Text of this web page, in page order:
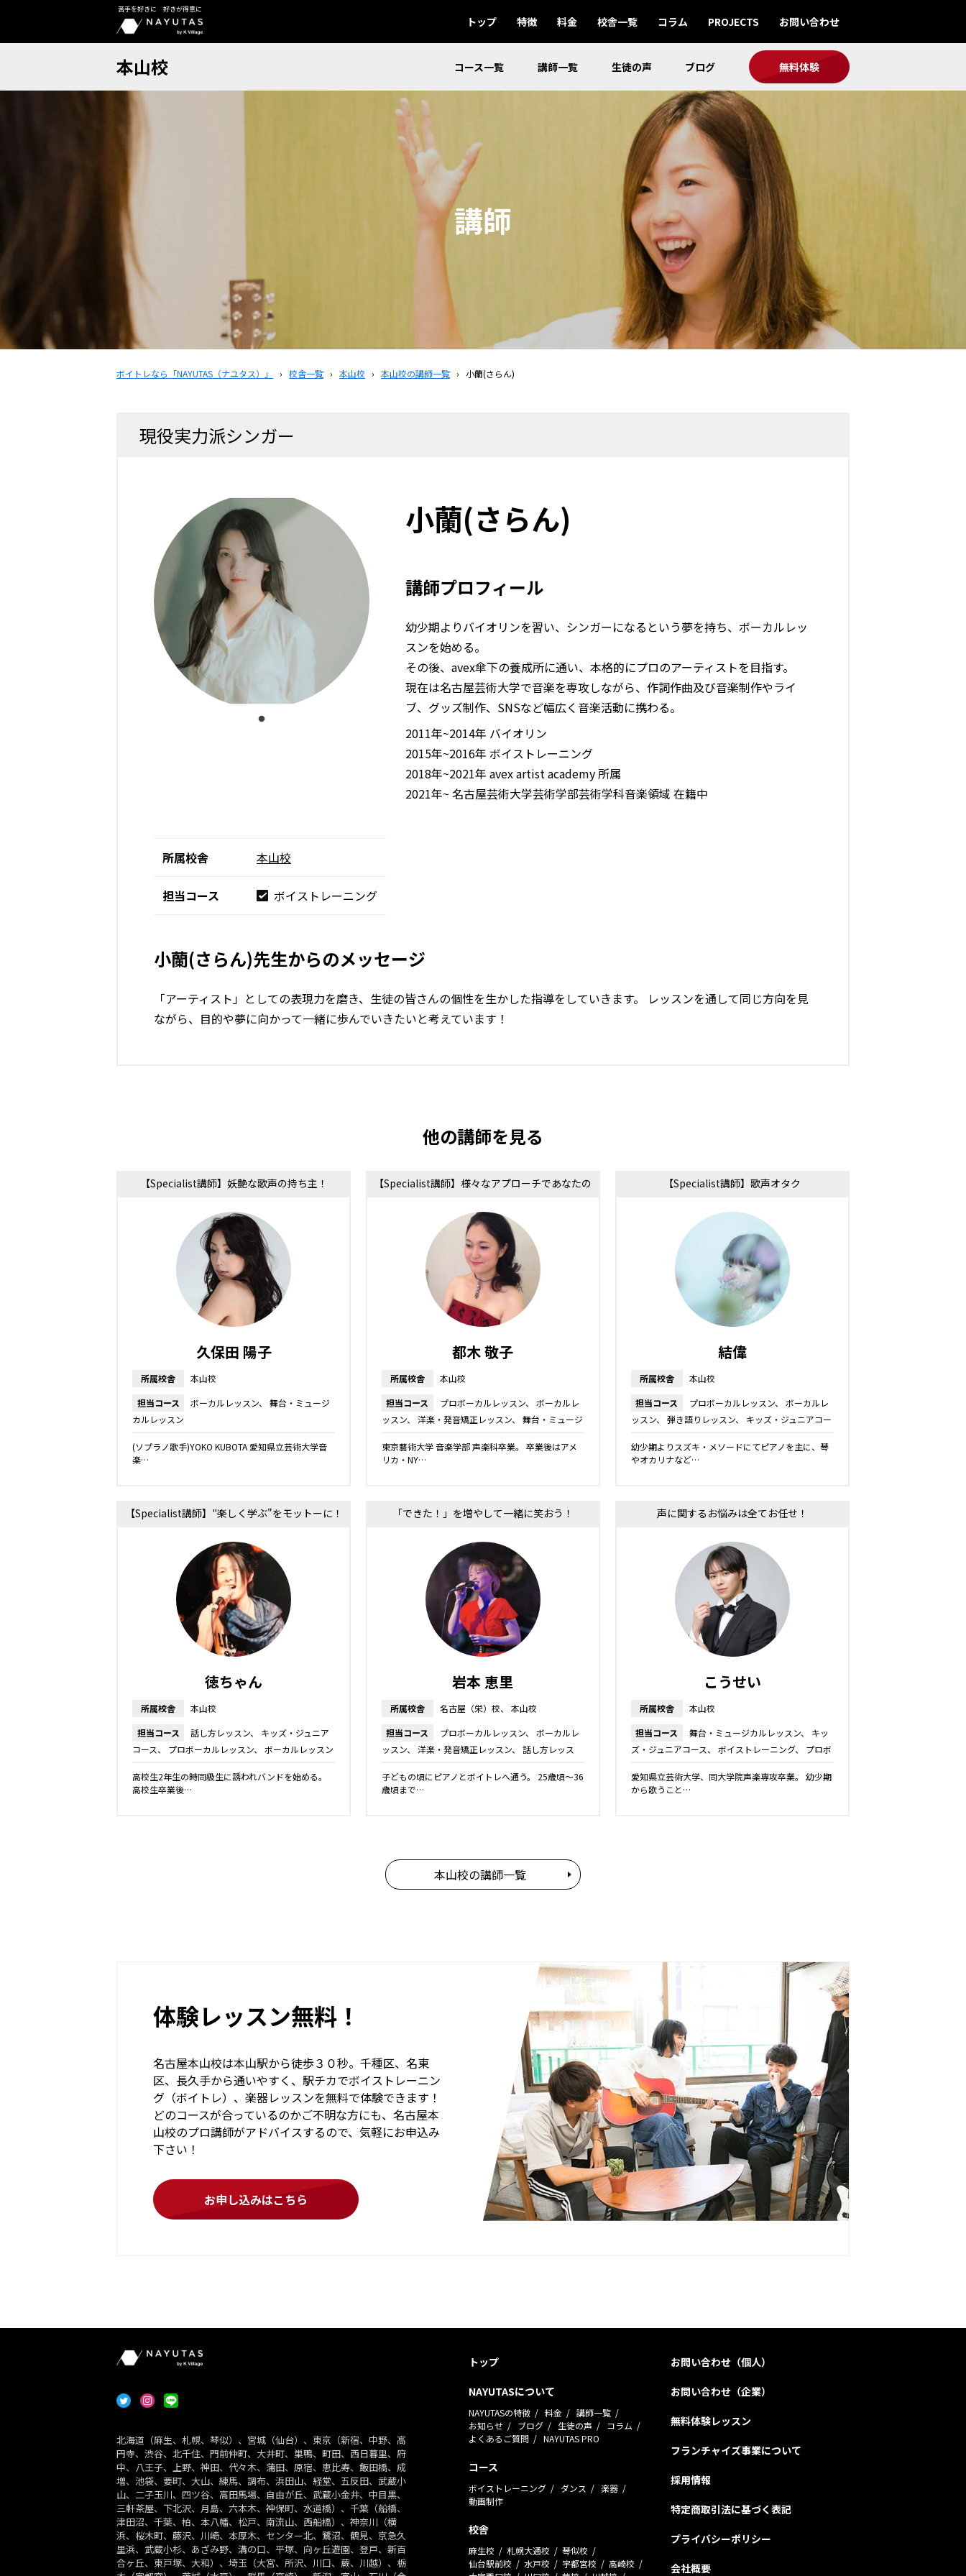
苦手を好きに 好きが得意に
トップ 特徴 料金 校舎一覧 コラム PROJECTS お問い合わせ
本山校 コース一覧 講師一覧 生徒の声 ブログ 無料体験
講師
ボイトレなら「NAYUTAS（ナユタス）」 › 校舎一覧 › 本山校 › 本山校の講師一覧 › 小蘭(さらん)
現役実力派シンガー
小蘭(さらん)
講師プロフィール
幼少期よりバイオリンを習い、シンガーになるという夢を持ち、ボーカルレッ
スンを始める。
その後、avex傘下の養成所に通い、本格的にプロのアーティストを目指す。
現在は名古屋芸術大学で音楽を専攻しながら、作詞作曲及び音楽制作やライ
ブ、グッズ制作、SNSなど幅広く音楽活動に携わる。
2011年~2014年 バイオリン
2015年~2016年 ボイストレーニング
2018年~2021年 avex artist academy 所属
2021年~ 名古屋芸術大学芸術学部芸術学科音楽領域 在籍中
所属校舎 本山校
担当コース ボイストレーニング
小蘭(さらん)先生からのメッセージ
「アーティスト」としての表現力を磨き、生徒の皆さんの個性を生かした指導をしていきます。 レッスンを通して同じ方向を見
ながら、目的や夢に向かって一緒に歩んでいきたいと考えています！
他の講師を見る
【Specialist講師】妖艶な歌声の持ち主！
久保田 陽子
所属校舎
本山校
担当コース
ボーカルレッスン
舞台・ミュージ
カルレッスン
(ソプラノ歌手)YOKO KUBOTA 愛知県立芸術大学音
楽…
【Specialist講師】様々なアプローチであなたの
都木 敬子
所属校舎
本山校
担当コース
プロボーカルレッスン
ボーカルレ
ッスン
洋楽・発音矯正レッスン
舞台・ミュージ
東京藝術大学 音楽学部 声楽科卒業。 卒業後はアメ
リカ・NY…
【Specialist講師】歌声オタク
結偉
所属校舎
本山校
担当コース
プロボーカルレッスン
ボーカルレ
ッスン
弾き語りレッスン
キッズ・ジュニアコー
幼少期よりスズキ・メソードにてピアノを主に、琴
やオカリナなど…
【Specialist講師】"楽しく学ぶ"をモットーに！
徳ちゃん
所属校舎
本山校
担当コース
話し方レッスン
キッズ・ジュニア
コース
プロボーカルレッスン ボーカルレッスン
高校生2年生の時同級生に誘われバンドを始める。
高校生卒業後…
「できた！」を増やして一緒に笑おう！
岩本 恵里
所属校舎 名古屋（栄）校
本山校
担当コース
プロボーカルレッスン
ボーカルレ
ッスン
洋楽・発音矯正レッスン
話し方レッス
子どもの頃にピアノとボイトレへ通う。 25歳頃〜36
歳頃まで…
声に関するお悩みは全てお任せ！
こうせい
所属校舎
本山校
担当コース
舞台・ミュージカルレッスン
キッ
ズ・ジュニアコース
ボイストレーニング
プロボ
ン
愛知県立芸術大学、同大学院声楽専攻卒業。 幼少期
から歌うこと…
本山校の講師一覧
体験レッスン無料！
名古屋本山校は本山駅から徒歩３０秒。千種区、名東
区、長久手から通いやすく、駅チカでボイストレーニン
グ（ボイトレ）、楽器レッスンを無料で体験できます！
どのコースが合っているのかご不明な方にも、名古屋本
山校のプロ講師がアドバイスするので、気軽にお申込み
下さい！
お申し込みはこちら
北海道（麻生、札幌、琴似）、宮城（仙台）、東京（新宿、中野、高
円寺、渋谷、北千住、門前仲町、大井町、巣鴨、町田、西日暮里、府
中、八王子、上野、神田、代々木、蒲田、原宿、恵比寿、飯田橋、成
増、池袋、要町、大山、練馬、調布、浜田山、経堂、五反田、武蔵小
山、二子玉川、四ツ谷、高田馬場、自由が丘、武蔵小金井、中目黒、
三軒茶屋、下北沢、月島、六本木、神保町、水道橋）、千葉（船橋、
津田沼、千葉、柏、本八幡、松戸、南流山、西船橋）、神奈川（横
浜、桜木町、藤沢、川崎、本厚木、センター北、鷺沼、鶴見、京急久
里浜、武蔵小杉、あざみ野、溝の口、平塚、向ヶ丘遊園、登戸、新百
合ヶ丘、東戸塚、大和）、埼玉（大宮、所沢、川口、蕨、川越）、栃
トップ
NAYUTASについて
NAYUTASの特徴 料金
講師一覧
お知らせ
ブログ 生徒の声
コラム
よくあるご質問
NAYUTAS PRO
コース
ボイストレーニング ダンス
楽器
動画制作
校舎
麻生校 札幌大通校
琴似校
仙台駅前校
水戸校 宇都宮校
高崎校
お問い合わせ（個人）
お問い合わせ（企業）
無料体験レッスン
フランチャイズ事業について
採用情報
特定商取引法に基づく表記
プライバシーポリシー
会社概要